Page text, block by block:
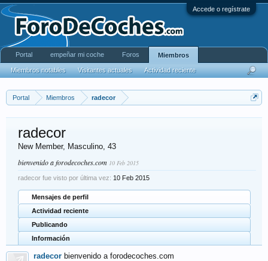
Accede o regístrate
Portal Miembros radecor
radecor
New Member, Masculino, 43
bienvenido a forodecoches.com 10 Feb 2015
radecor fue visto por última vez: 10 Feb 2015
Mensajes de perfil
Actividad reciente
Publicando
Información
radecor bienvenido a forodecoches.com
Portal empeñar mi coche Foros Miembros
Miembros notables Visitantes actuales Actividad reciente